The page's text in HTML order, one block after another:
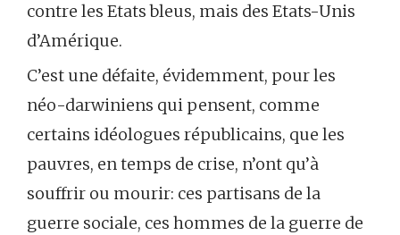
contre les Etats bleus, mais des Etats-Unis
d’Amérique.
C’est une défaite, évidemment, pour les
néo-darwiniens qui pensent, comme
certains idéologues républicains, que les
pauvres, en temps de crise, n’ont qu’à
souffrir ou mourir: ces partisans de la
guerre sociale, ces hommes de la guerre de